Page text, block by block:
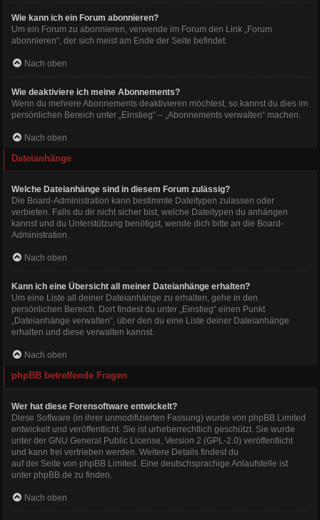
Wie kann ich ein Forum abonnieren?
Um ein Forum zu abonnieren, verwende im Forum den Link „Forum
abonnieren“, der sich meist am Ende der Seite befindet.
Nach oben
Wie deaktiviere ich meine Abonnements?
Wenn du mehrere Abonnements deaktivieren möchtest, so kannst du dies im
persönlichen Bereich unter „Einstieg“ – „Abonnements verwalten“ machen.
Nach oben
Dateianhänge
Welche Dateianhänge sind in diesem Forum zulässig?
Die Board-Administration kann bestimmte Dateitypen zulassen oder
verbieten. Falls du dir nicht sicher bist, welche Dateitypen du anhängen
kannst und du Unterstützung benötigst, wende dich bitte an die Board-
Administration.
Nach oben
Kann ich eine Übersicht all meiner Dateianhänge erhalten?
Um eine Liste all deiner Dateianhänge zu erhalten, gehe in den
persönlichen Bereich. Dort findest du unter „Einstieg“ einen Punkt
„Dateianhänge verwalten“, über den du eine Liste deiner Dateianhänge
erhalten und diese verwalten kannst.
Nach oben
phpBB betreffende Fragen
Wer hat diese Forensoftware entwickelt?
Diese Software (in ihrer unmodifizierten Fassung) wurde von phpBB Limited
entwickelt und veröffentlicht. Sie ist urheberrechtlich geschützt. Sie wurde
unter der GNU General Public License, Version 2 (GPL-2.0) veröffentlicht
und kann frei vertrieben werden. Weitere Details findest du
auf der Seite von phpBB Limited. Eine deutschsprachige Anlaufstelle ist
unter phpBB.de zu finden.
Nach oben